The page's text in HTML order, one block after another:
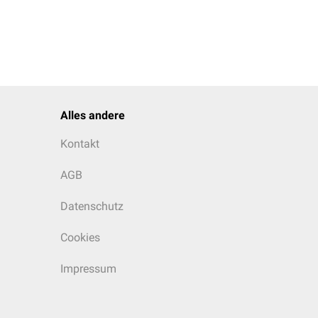
Alles andere
Kontakt
AGB
Datenschutz
Cookies
Impressum